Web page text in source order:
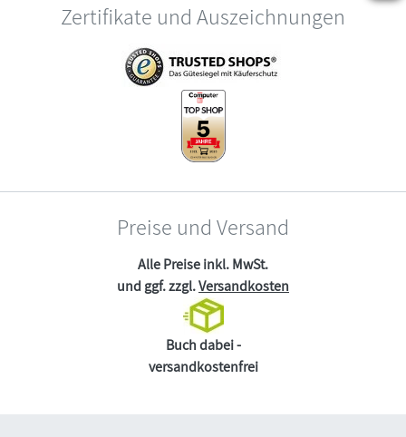
Zertifikate und Auszeichnungen
Preise und Versand
Alle Preise inkl. MwSt.
und ggf. zzgl.Versandkosten
Buch dabei -
versandkostenfrei